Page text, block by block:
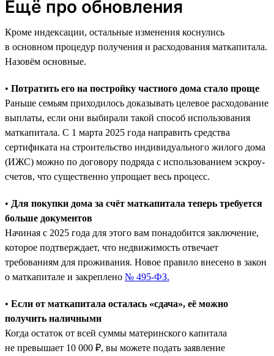
Ещё про обновления
Кроме индексации, остальные изменения коснулись
в основном процедур получения и расходования маткапитала.
Назовём основные.
• Потратить его на постройку частного дома стало проще
Раньше семьям приходилось доказывать целевое расходование
выплаты, если они выбирали такой способ использования
маткапитала. С 1 марта 2025 года направить средства
сертификата на строительство индивидуального жилого дома
(ИЖС) можно по договору подряда с использованием эскроу-
счетов, что существенно упрощает весь процесс.
• Для покупки дома за счёт маткапитала теперь требуется
больше документов
Начиная с 2025 года для этого вам понадобится заключение,
которое подтверждает, что недвижимость отвечает
требованиям для проживания. Новое правило внесено в закон
о маткапитале и закреплено № 495-ФЗ.
• Если от маткапитала осталась «сдача», её можно
получить наличными
Когда остаток от всей суммы материнского капитала
не превышает 10 000 ₽, вы можете подать заявление